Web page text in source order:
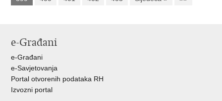
e-Građani
e-Građani
e-Savjetovanja
Portal otvorenih podataka RH
Izvozni portal